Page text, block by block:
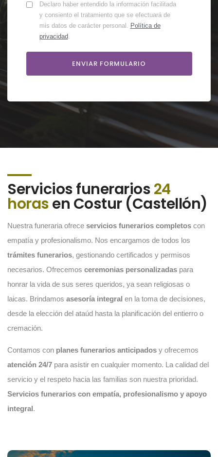
Declaro haber entendido la información facilitada
y consiento el tratamiento que se efectuará de
mis datos de carácter personal. Política de
privacidad.
Servicios funerarios24
horasen Costur (Castellón)
Nuestra funeraria ofrece servicios funerarios completos con
empatía y profesionalismo. Nos encargamos de todos los
trámites funerarios, gestionando certificados y permisos
necesarios. Ofrecemos ceremonias personalizadas para
honrar la vida de sus seres queridos, ya sean religiosas o
laicas. Brindamos asesoría integral en la toma de decisiones,
desde la elección del ataúd hasta la planificación del entierro o
cremación.
Contamos con planes funerarios anticipados y ofrecemos
atención 24/7 para asistir en cualquier momento. La calidad del
servicio y el respeto hacia las familias son nuestra prioridad.
Servicios funerarios con empatía, profesionalismo y apoyo
integral.